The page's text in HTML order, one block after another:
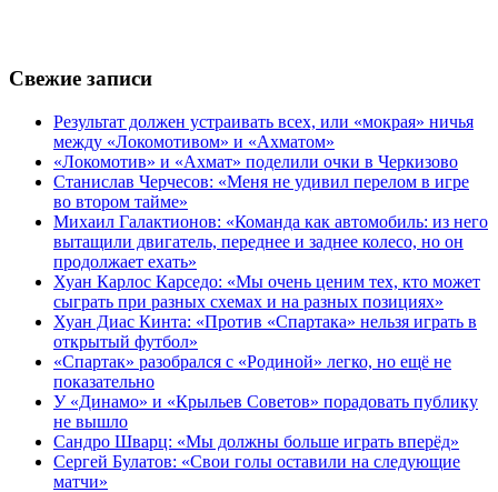
Свежие записи
Результат должен устраивать всех, или «мокрая» ничья
между «Локомотивом» и «Ахматом»
«Локомотив» и «Ахмат» поделили очки в Черкизово
Станислав Черчесов: «Меня не удивил перелом в игре
во втором тайме»
Михаил Галактионов: «Команда как автомобиль: из него
вытащили двигатель, переднее и заднее колесо, но он
продолжает ехать»
Хуан Карлос Карседо: «Мы очень ценим тех, кто может
сыграть при разных схемах и на разных позициях»
Хуан Диас Кинта: «Против «Спартака» нельзя играть в
открытый футбол»
«Спартак» разобрался с «Родиной» легко, но ещё не
показательно
У «Динамо» и «Крыльев Советов» порадовать публику
не вышло
Сандро Шварц: «Мы должны больше играть вперёд»
Сергей Булатов: «Свои голы оставили на следующие
матчи»